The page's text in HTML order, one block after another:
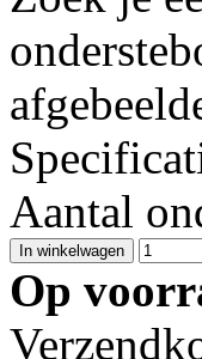
Aantal
Op